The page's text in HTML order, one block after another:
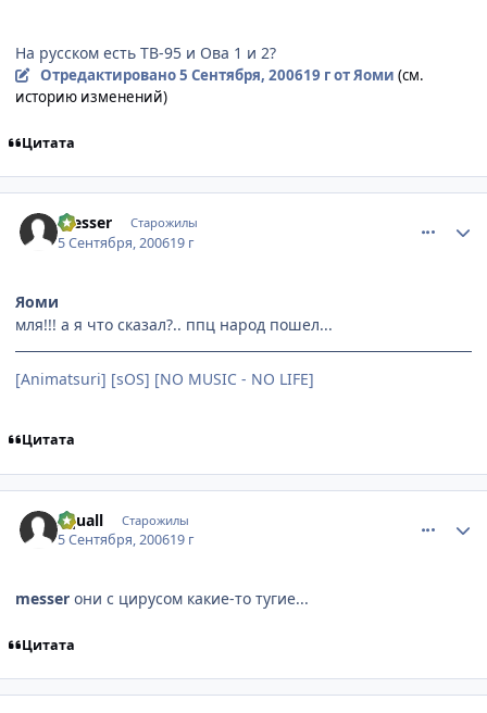
На русском есть ТВ-95 и Ова 1 и 2?
Отредактировано5 Сентября, 200619 гот Яоми (см.
историю изменений)
Цитата
messer Старожилы
5 Сентября, 200619 г
Яоми
мля!!! а я что сказал?.. ппц народ пошел...
[Animatsuri] [sOS] [NO MUSIC - NO LIFE]
Цитата
Squall Старожилы
5 Сентября, 200619 г
messer они с цирусом какие-то тугие...
Цитата